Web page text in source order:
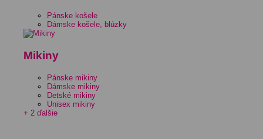
Pánske košele
Dámske košele, blúzky
Mikiny
Pánske mikiny
Dámske mikiny
Detské mikiny
Unisex mikiny
+ 2 ďalšie